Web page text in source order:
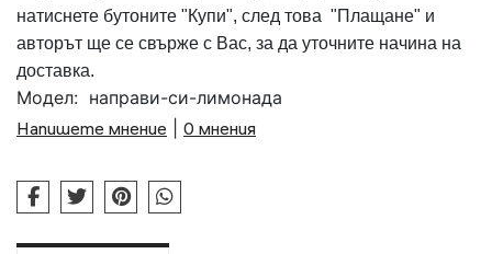
натиснете бутоните "Купи", след това "Плащане" и
авторът ще се свърже с Вас, за да уточните начина на
доставка.
Модел: направи-си-лимонада
Напишете мнение
0 мнения